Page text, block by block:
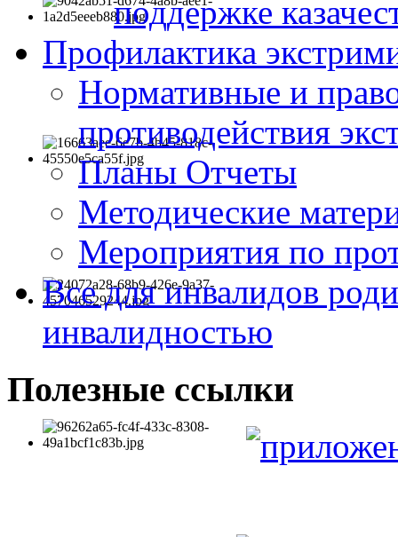
поддержке
Профилактика
Нормативные и
противодействия
Планы Отчеты
Методические
Мероприятия по
Все для инвалидов
инвалидностью
Полезные ссылки